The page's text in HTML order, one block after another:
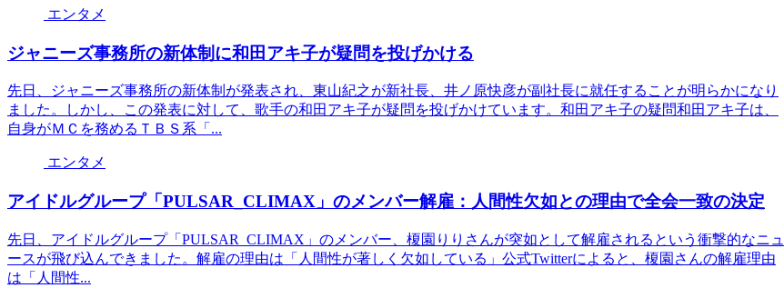
エンタメ
ジャニーズ事務所の新体制に和田アキ子が疑問を投げかける
先日、ジャニーズ事務所の新体制が発表され、東山紀之が新社長、井ノ原快彦が副社長に就任することが明らかになり
ました。しかし、この発表に対して、歌手の和田アキ子が疑問を投げかけています。和田アキ子の疑問和田アキ子は、
自身がＭＣを務めるＴＢＳ系「...
エンタメ
アイドルグループ「PULSAR_CLIMAX」のメンバー解雇：人間性欠如との理由で全会一致の決定
先日、アイドルグループ「PULSAR_CLIMAX」のメンバー、榎園りりさんが突如として解雇されるという衝撃的なニュ
ースが飛び込んできました。解雇の理由は「人間性が著しく欠如している」公式Twitterによると、榎園さんの解雇理由
は「人間性...